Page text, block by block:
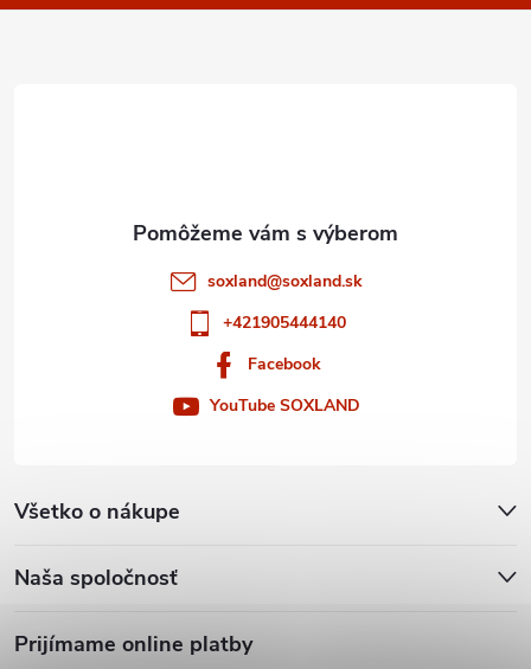
soxland@soxland.sk
+421905444140
Facebook
YouTube SOXLAND
Všetko o nákupe
Naša spoločnosť
Prijímame online platby